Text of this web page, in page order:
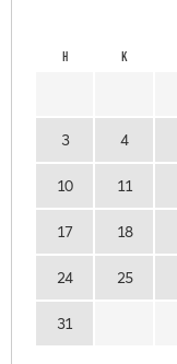
H K
3 4
10 11
17 18
24 25
31